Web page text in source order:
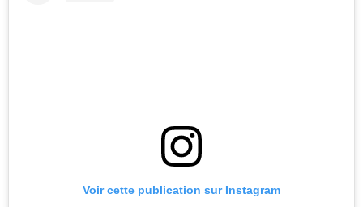
Voir cette publication sur Instagram